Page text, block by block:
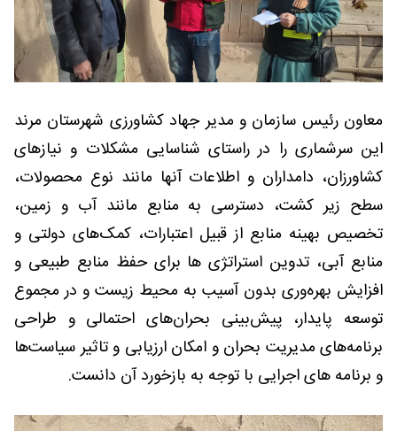
معاون رئیس سازمان و مدیر جهاد کشاورزی شهرستان مرند
این سرشماری را در راستای شناسایی مشکلات و نیازهای
کشاورزان، دامداران و اطلاعات آنها مانند نوع محصولات،
سطح زیر کشت، دسترسی به منابع مانند آب و زمین،
تخصیص بهینه منابع از قبیل اعتبارات، کمک‌های دولتی و
منابع آبی، تدوین استراتژی ها برای حفظ منابع طبیعی و
افزایش بهره‌وری بدون آسیب به محیط ‌زیست و در مجموع
توسعه پایدار، پیش‌بینی بحران‌های احتمالی و طراحی
برنامه‌های مدیریت بحران و امکان ارزیابی و تاثیر سیاست‌ها
و برنامه های اجرایی با توجه به بازخورد آن دانست.